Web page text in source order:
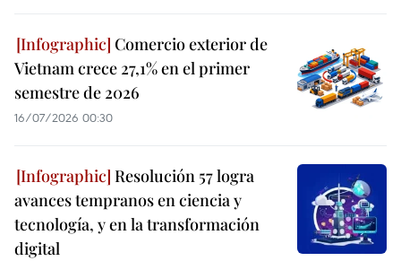
Comercio exterior de
Vietnam crece 27,1% en el primer
semestre de 2026
16/07/2026 00:30
Resolución 57 logra
avances tempranos en ciencia y
tecnología, y en la transformación
digital